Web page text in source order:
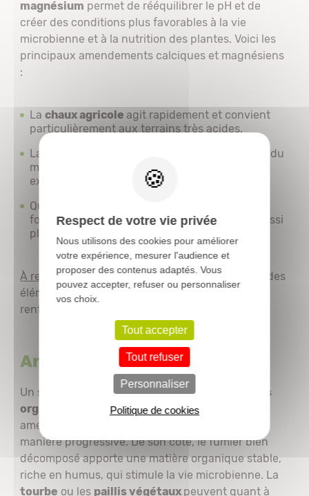
magnésium permet de rééquilibrer le pH et de
créer des conditions plus favorables à la vie
microbienne et à la nutrition des plantes. Voici les
principaux amendements calciques et magnésiens
:
La chaux agricole agit rapidement et convient
particulièrement aux terrains très acides.
La
corrige l’acidité tout en apportant du
magnésium. Elle est utile à certaines cultures
exigeantes.
Quant au
forme de roche broyée. Il est plus lent, mais aussi
plus durable.
À retenir :UnpH équilibréfacilite l’assimilation des
éléments nutritifs déjà présents dans le sol et
renforce la structure physique du terrain.
Amendements organiques
Un sol fertile de qualité ne va pas sans
matières
organiques.
compostmûr, par exemple,
améliore la structure et libère les nutriments de
manière progressive. De son côté, le fumier bien
décomposé apporte une matière organique stable,
riche en humus, qui stimule la vie microbienne. La
tourbe ou les paillis végétaux peuvent quant à
Respect de votre vie privée
Nous utilisons des cookies pour améliorer
votre expérience, mesurer l'audience et
proposer des contenus adaptés. Vous
pouvez accepter, refuser ou personnaliser
vos choix.
Tout accepter
Tout refuser
Personnaliser
Politique de cookies